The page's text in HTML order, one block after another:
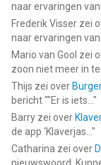
naar ervaringen van
Frederik Visser zei
naar ervaringen van
Mario van Gool zei
zoon niet meer in te
Thijs zei over
bericht ""Er is iets... "
Barry zei over
de app ‘Klaverjas... "
Catharina zei over